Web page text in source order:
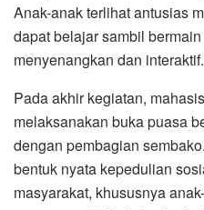
Anak-anak terlihat antusias
dapat belajar sambil
menyenangkan dan interaktif.
Pada akhir kegiatan,
melaksanakan buka puasa
dengan pembagian
bentuk nyata kepedulian
masyarakat, khususnya